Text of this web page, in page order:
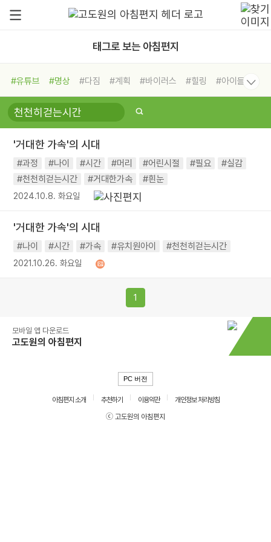
태그로 보는 아침편지
#유튜브 #명상 #다짐 #계획 #바이러스 #힐링
#아이들
#비전캠프
#독서캠프 #삶
#희망
#나눔 #친구 #링컨학교
#독서
#건강 #면역력
'거대한 가속'의 시대
#과정 #나이 #시간 #머리 #어린시절 #필요
#실감
#천천히걷는시간
#거대한가속 #흰눈
2024.10.8. 화요일
'거대한 가속'의 시대
#나이 #시간 #가속 #유치원아이 #천천히걷는시간
2021.10.26. 화요일
1
모바일 앱 다운로드
고도원의 아침편지
PC 버전
아침편지 소개 추천하기 이용약관
개인정보 처리방침
ⓒ 고도원의 아침편지